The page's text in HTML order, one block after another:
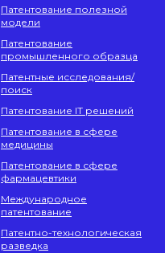
Патентование полезной
модели
Патентование
промышленного образца
Патентные исследования/
поиск
Патентование IT решений
Патентование в сфере
медицины
Патентование в сфере
фармацевтики
Международное
патентование
Патентно-технологическая
разведка